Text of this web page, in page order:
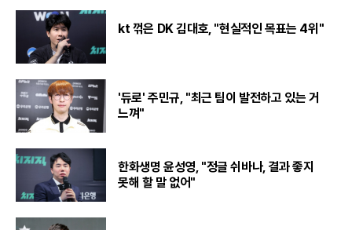
kt 꺾은 DK 김대호, "현실적인 목표는 4위"
'듀로' 주민규, "최근 팀이 발전하고 있는 거
느껴"
한화생명 윤성영, "정글 쉬바나, 결과 좋지
못해 할 말 없어"